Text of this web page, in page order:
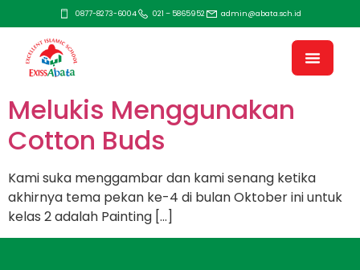
0877-8273-6004 021 – 5865952 admin@abata.sch.id
Melukis Menggunakan
Cotton Buds
Kami suka menggambar dan kami senang ketika
akhirnya tema pekan ke-4 di bulan Oktober ini untuk
kelas 2 adalah Painting […]